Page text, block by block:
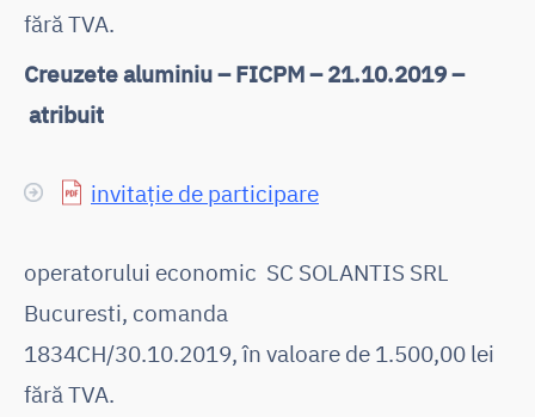
fără TVA.
Creuzete aluminiu – FICPM – 21.10.2019 –
atribuit
invitație de participare
operatorului economic SC SOLANTIS SRL
Bucuresti, comanda
1834CH/30.10.2019, în valoare de 1.500,00 lei
fără TVA.